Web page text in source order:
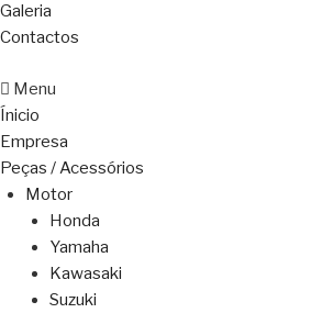
Galeria
Contactos
Menu
Ínicio
Empresa
Peças / Acessórios
Motor
Honda
Yamaha
Kawasaki
Suzuki